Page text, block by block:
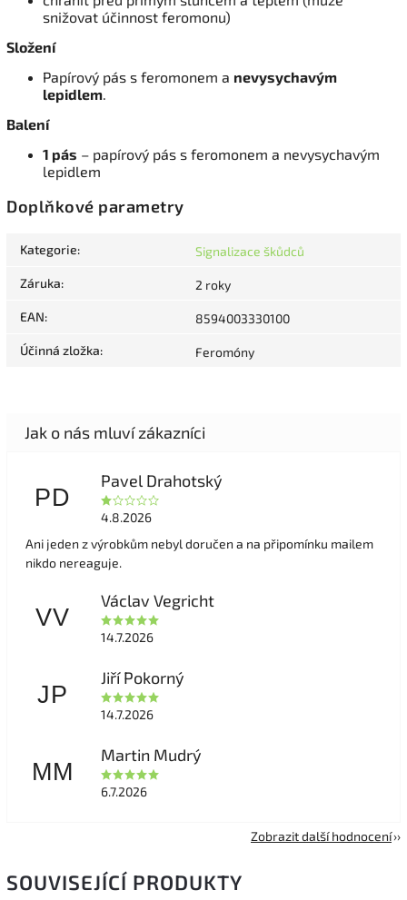
snižovat účinnost feromonu)
Složení
Papírový pás s feromonem a nevysychavým
lepidlem.
Balení
1 pás – papírový pás s feromonem a nevysychavým
lepidlem
Doplňkové parametry
Kategorie: Signalizace škůdců
Záruka: 2 roky
EAN: 8594003330100
Účinná zložka: Feromóny
PD
Pavel Drahotský
4.8.2026
Ani jeden z výrobkům nebyl doručen a na připomínku mailem
nikdo nereaguje.
VV
Václav Vegricht
14.7.2026
JP
Jiří Pokorný
14.7.2026
MM
Martin Mudrý
6.7.2026
Zobrazit další hodnocení
SOUVISEJÍCÍ PRODUKTY